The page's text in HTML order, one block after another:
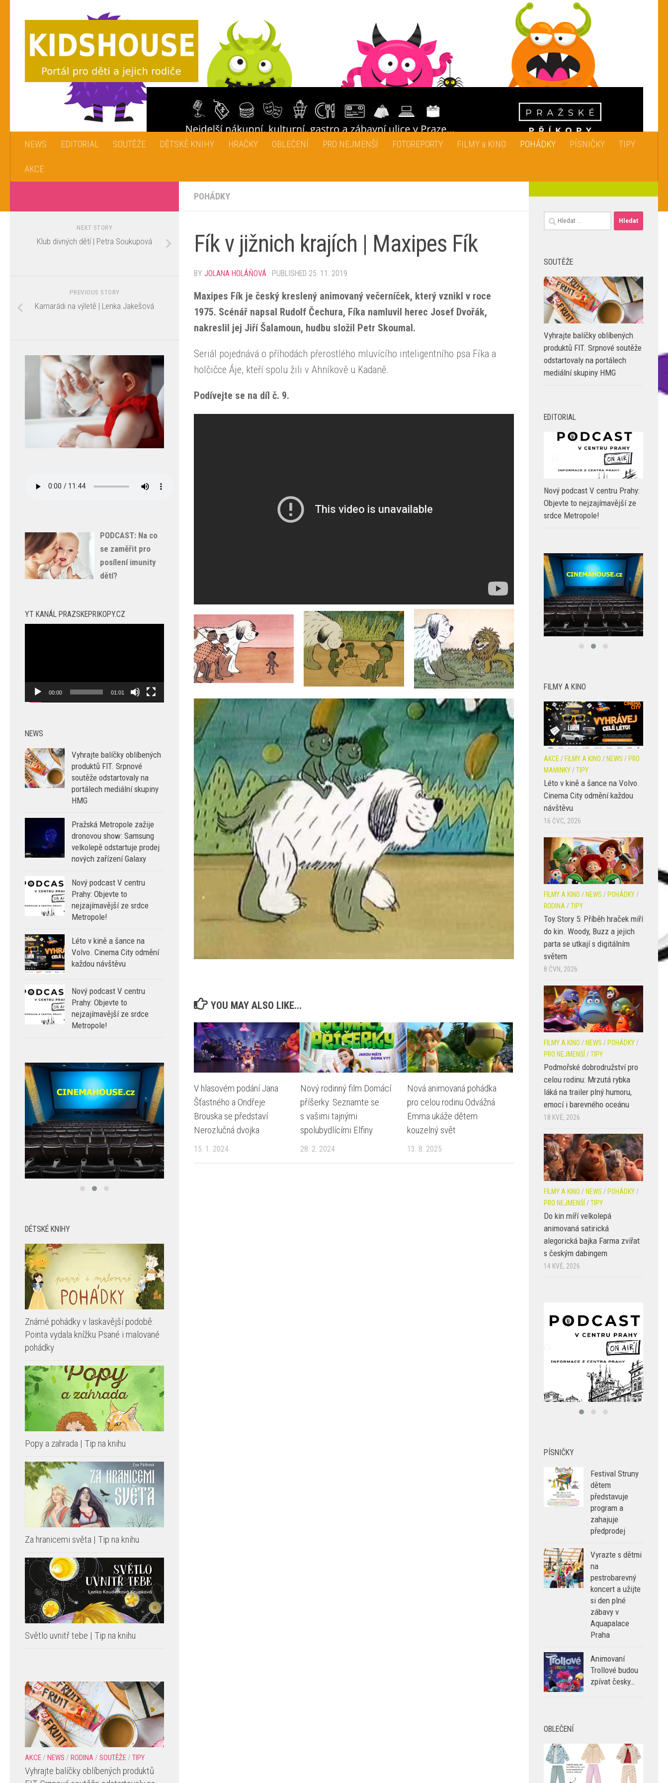
NEWS EDITORIAL SOUTĚŽE DĚTSKÉ KNIHY HRAČKY OBLEČENÍ PRO NEJMENŠÍ FOTOREPORTY FILMY a KINO POHÁDKY PÍSNIČKY TIPY
AKCE
POHÁDKY
Fík v jižnich krajích | Maxipes Fík
BY JOLANA HOLÁŇOVÁ · PUBLISHED 25. 11. 2019
Maxipes Fík je český kreslený animovaný večerníček, který vznikl v roce
1975. Scénář napsal Rudolf Čechura, Fíka namluvil herec Josef Dvořák,
nakreslil jej Jiří Šalamoun, hudbu složil Petr Skoumal.
Seriál pojednává o příhodách přerostlého mluvícího inteligentního psa Fíka a
holčičce Áje, kteří spolu žili v Ahníkově u Kadaně.
Podívejte se na díl č. 9.
YOU MAY ALSO LIKE...
V hlasovém podání Jana
Šťastného a Ondřeje
Brouska se představí
Nerozlučná dvojka
15. 1. 2024
Nový rodinný film Domácí
příšerky: Seznamte se
s vašimi tajnými
spolubydlícími Elfiny
28. 2. 2024
Nová animovaná pohádka
pro celou rodinu Odvážná
Emma ukáže dětem
kouzelný svět
13. 8. 2025
NEXT STORY
Klub divných dětí | Petra Soukupová
PREVIOUS STORY
Kamarádi na výletě | Lenka Jakešová
PODCAST: Na co
se zaměřit pro
posílení imunity
dětí?
YT KANÁL PRAZSKEPRIKOPY.CZ
00:00 01:01
NEWS
Vyhrajte balíčky oblíbených
produktů FIT. Srpnové
soutěže odstartovaly na
portálech mediální skupiny
HMG
Pražská Metropole zažije
dronovou show: Samsung
velkolepě odstartuje prodej
nových zařízení Galaxy
Nový podcast V centru
Prahy: Objevte to
nejzajímavější ze srdce
Metropole!
Léto v kině a šance na
Volvo. Cinema City odmění
každou návštěvu
Nový podcast V centru
Prahy: Objevte to
nejzajímavější ze srdce
Metropole!
DÉTSKÉ KNIHY
Známé pohádky v laskavější podobě:
Pointa vydala knížku Psané i malované
pohádky
Popy a zahrada | Tip na knihu
Za hranicemi světa | Tip na knihu
Světlo uvnitř tebe | Tip na knihu
AKCE/ NEWS / RODINA/ SOUTĚŽE/ TIPY
Vyhrajte balíčky oblíbených produktů
Vyhledávání
SOUTĚŽE
Vyhrajte balíčky oblíbených
produktů FIT. Srpnové soutěže
odstartovaly na portálech
mediální skupiny HMG
EDITORIAL
Nový podcast V centru Prahy:
Objevte to nejzajímavější ze
srdce Metropole!
FILMY A KINO
AKCE / FILMY A KINO / NEWS / PRO
MAMINKY /TIPY
Léto v kině a šance na Volvo.
Cinema City odmění každou
návštěvu
16 ČVC, 2026
FILMY A KINO / NEWS / POHÁDKY /
RODINA /TIPY
Toy Story 5: Příběh hraček míří
do kin. Woody, Buzz a jejich
parta se utkají s digitálním
světem
8 ČVN, 2026
FILMY A KINO / NEWS / POHÁDKY/
PRO NEJMENŠÍ /TIPY
Podmořské dobrodružství pro
celou rodinu: Mrzutá rybka
láká na trailer plný humoru,
emocí i barevného oceánu
18 KVĚ, 2026
FILMY A KINO /NEWS /POHÁDKY /
PRO NEJMENŠÍ /TIPY
Do kin míří velkolepá
animovaná satirická
alegorická bajka Farma zvířat
s českým dabingem
14 KVĚ, 2026
PÍSNIČKY
Festival Struny
dětem
představuje
program a
zahajuje
předprodej
Vyrazte s dětmi
na
pestrobarevný
koncert a užijte
si den plné
zábavy v
Aquapalace
Praha
Animovaní
Trollové budou
zpívat česky…
OBLEČENÍ